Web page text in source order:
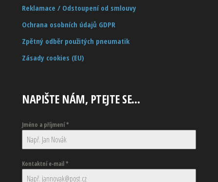
Reklamace / Odstoupení od smlouvy
Ochrana osobních údajů GDPR
Zpětný odběr použitých pneumatik
Zásady cookies (EU)
NAPIŠTE NÁM, PTEJTE SE…
Jméno a příjmení*
Kontaktní e-mail*